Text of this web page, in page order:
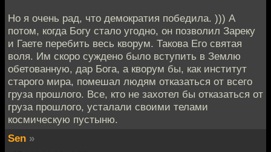
Но я очень рад, что демократия победила. ))) А
потом, когда Богу стало угодно, он позволил Зареку
и Гаете перебить весь кворум. Такова Его святая
воля. Им скоро суждено было вступить в Землю
обетованную, дар Бога, а кворум бы, как институт
старого мира, помешал людям отказаться от всего
груза прошлого. Все, кто не захотел бы отказаться от
груза прошлого, усталали своими телами
космическую пустыню.
Sen »